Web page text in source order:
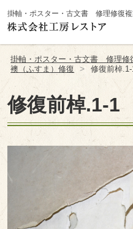
掛軸・ポスター・古文書 修理修復
掛軸・ポスター・古文書 修理修
襖（ふすま）修復 > 修復前棹.1-
修復前棹.1-1
Site
Footer